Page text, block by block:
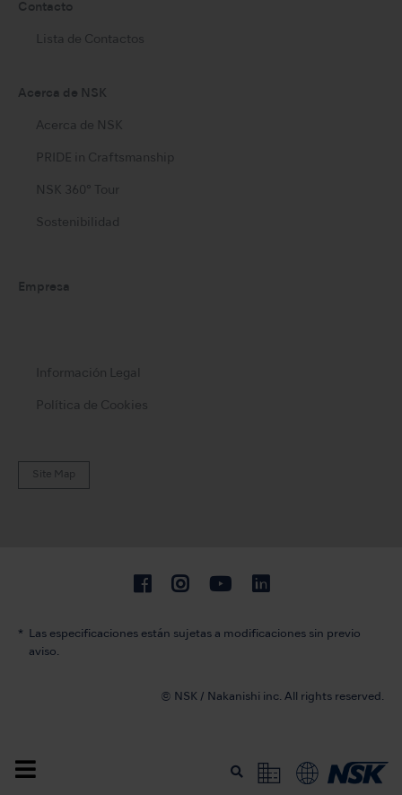
Contacto
Lista de Contactos
Acerca de NSK
Acerca de NSK
PRIDE in Craftsmanship
NSK 360° Tour
Sostenibilidad
Empresa
Información Legal
Política de Cookies
Site Map
Las especificaciones están sujetas a modificaciones sin previo
aviso.
© NSK / Nakanishi inc. All rights reserved.